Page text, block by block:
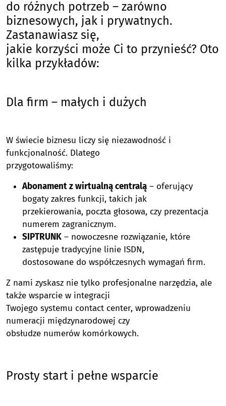
do różnych potrzeb – zarówno
biznesowych, jak i prywatnych.
Zastanawiasz się,
jakie korzyści może Ci to przynieść? Oto
kilka przykładów:
Dla firm – małych i dużych
W świecie biznesu liczy się niezawodność i
funkcjonalność. Dlatego
przygotowaliśmy:
Abonament z wirtualną centralą – oferujący
bogaty zakres funkcji, takich jak
przekierowania, poczta głosowa, czy prezentacja
numerem zagranicznym.
SIPTRUNK – nowoczesne rozwiązanie, które
zastępuje tradycyjne linie ISDN,
dostosowane do współczesnych wymagań firm.
Z nami zyskasz nie tylko profesjonalne narzędzia, ale
także wsparcie w integracji
Twojego systemu contact center, wprowadzeniu
numeracji międzynarodowej czy
obsłudze numerów komórkowych.
Prosty start i pełne wsparcie